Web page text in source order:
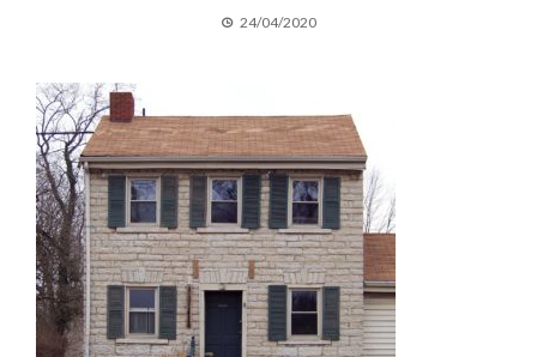
24/04/2020